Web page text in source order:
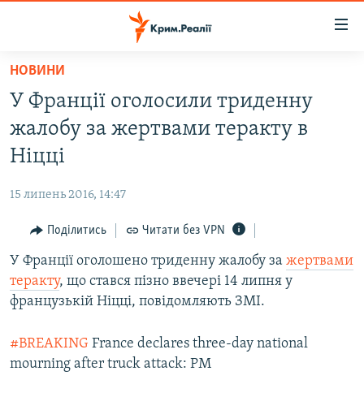
Перейти
основного
матеріалу
Перейти
до
основної
Перейти
пошуку
ВОДА.КРИМ
ВІДЕО ТА ФОТО
БЛОГИ
ПОГЛЯД
ІНТЕРВ'Ю
ВСЕ ЗА ДЕНЬ
ДЕПОРТАЦІЯ
ЯК ОБІЙТИ БЛОКУВАННЯ
НОВИНИ
У Франції оголосили триденну
жалобу за жертвами теракту в
Ніцці
15 липень 2016, 14:47
Поділитись Читати без VPN
У Франції оголошено триденну жалобу за жертвами
теракту, що стався пізно ввечері 14 липня у
французькій Ніцці, повідомляють ЗМІ.
#BREAKING France declares three-day national
mourning after truck attack: PM